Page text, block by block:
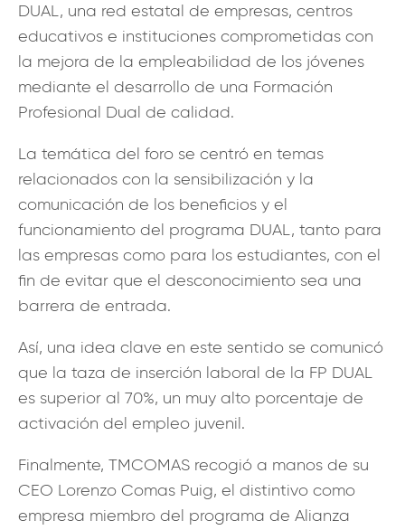
DUAL, una red estatal de empresas, centros
educativos e instituciones comprometidas con
la mejora de la empleabilidad de los jóvenes
mediante el desarrollo de una Formación
Profesional Dual de calidad.
La temática del foro se centró en temas
relacionados con la sensibilización y la
comunicación de los beneficios y el
funcionamiento del programa DUAL, tanto para
las empresas como para los estudiantes, con el
fin de evitar que el desconocimiento sea una
barrera de entrada.
Así, una idea clave en este sentido se comunicó
que la taza de inserción laboral de la FP DUAL
es superior al 70%, un muy alto porcentaje de
activación del empleo juvenil.
Finalmente, TMCOMAS recogió a manos de su
CEO Lorenzo Comas Puig, el distintivo como
empresa miembro del programa de Alianza